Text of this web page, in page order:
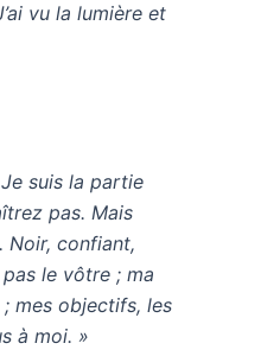
vu la lumière et
Je suis la partie
pas. Mais
Noir, confiant,
le vôtre ; ma
mes objectifs, les
à moi. »